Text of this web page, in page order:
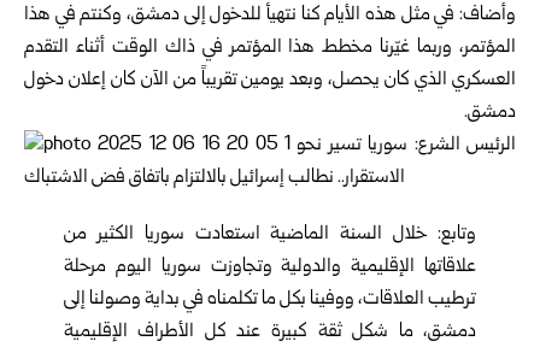
وأضاف: في مثل هذه الأيام كنا نتهيأ للدخول إلى دمشق، وكنتم في هذا
المؤتمر، وربما غيّرنا مخطط هذا المؤتمر في ذاك الوقت أثناء التقدم
العسكري الذي كان يحصل، وبعد يومين تقريباً من الآن كان إعلان دخول
دمشق.
وتابع: خلال السنة الماضية استعادت سوريا الكثير من
علاقاتها الإقليمية والدولية وتجاوزت سوريا اليوم مرحلة
ترطيب العلاقات، ووفينا بكل ما تكلمناه في بداية وصولنا إلى
دمشق، ما شكل ثقة كبيرة عند كل الأطراف الإقليمية